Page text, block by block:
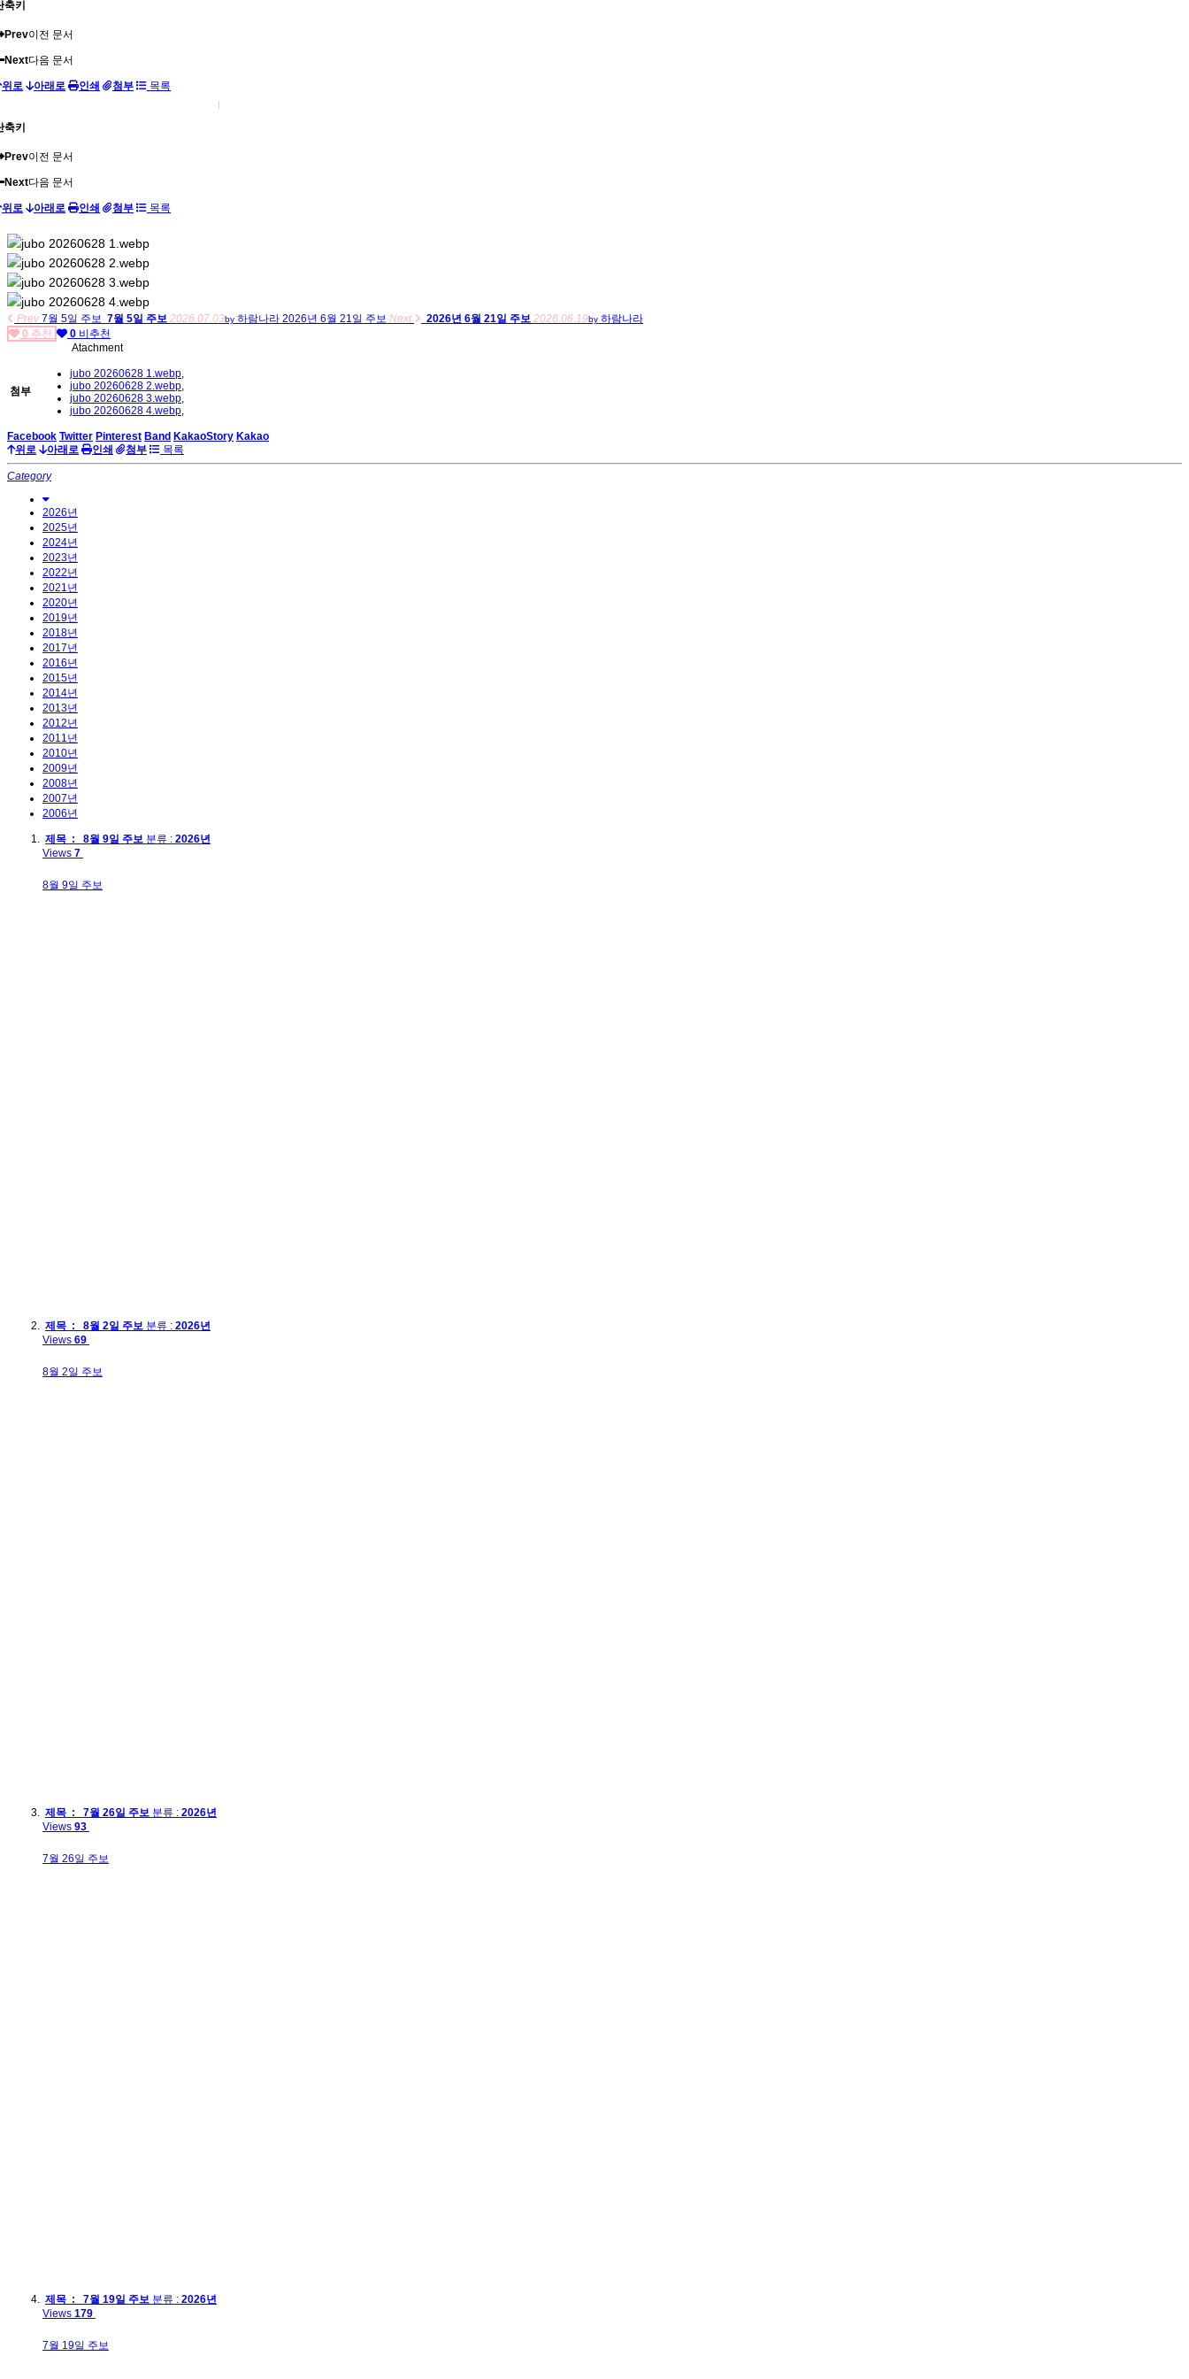
축키
Prev이전 문서
Next다음 문서
위로 아래로 인쇄 첨부 목록
축키
Prev이전 문서
Next다음 문서
위로 아래로 인쇄 첨부 목록
Prev 7월 5일 주보 7월 5일 주보 2026.07.03by 하람나라 2026년 6월 21일 주보 Next 2026년 6월 21일 주보 2026.06.19by 하람나라
0 추천 0 비추천
Atachment
첨부
jubo 20260628 1.webp,
jubo 20260628 2.webp,
jubo 20260628 3.webp,
jubo 20260628 4.webp,
Facebook Twitter Pinterest Band KakaoStory Kakao
위로
아래로 인쇄 첨부 목록
Category
2026년
2025년
2024년
2023년
2022년
2021년
2020년
2019년
2018년
2017년
2016년
2015년
2014년
2013년
2012년
2011년
2010년
2009년
2008년
2007년
2006년
제목 : 8월 9일 주보 분류 : 2026년
Views 7
8월 9일 주보
제목 : 8월 2일 주보 분류 : 2026년
Views 69
8월 2일 주보
제목 : 7월 26일 주보 분류 : 2026년
Views 93
7월 26일 주보
제목 : 7월 19일 주보 분류 : 2026년
Views 179
7월 19일 주보